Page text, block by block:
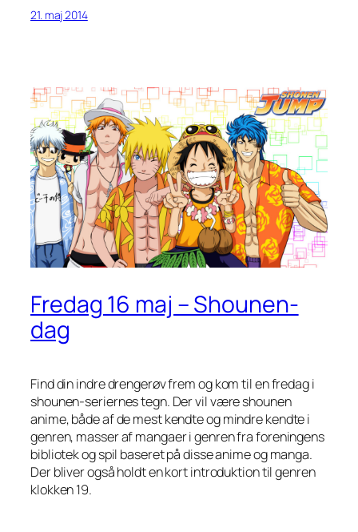
21. maj 2014
Fredag 16 maj – Shounen-
dag
Find din indre drengerøv frem og kom til en fredag i
shounen-seriernes tegn. Der vil være shounen
anime, både af de mest kendte og mindre kendte i
genren, masser af mangaer i genren fra foreningens
bibliotek og spil baseret på disse anime og manga.
Der bliver også holdt en kort introduktion til genren
klokken 19.